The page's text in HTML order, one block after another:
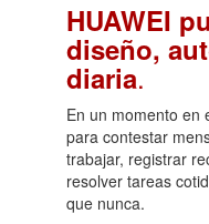
HUAWEI
diseño,
diaria.
En un momento en
para contestar
trabajar, registrar
resolver tareas
que nunca.